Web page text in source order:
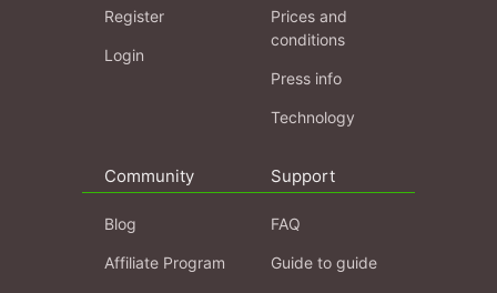
Register
Login
Prices and
conditions
Press info
Technology
Community
Blog
Affiliate Program
Support
FAQ
Guide to guide